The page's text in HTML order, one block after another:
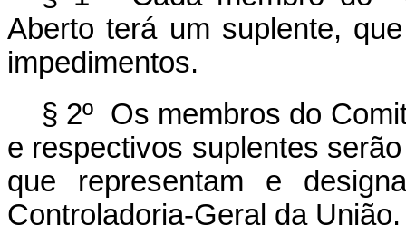
Aberto terá um suplente,
impedimentos.
§ 2º Os membros do
e respectivos suplentes
que representam e
Controladoria-Geral da União.